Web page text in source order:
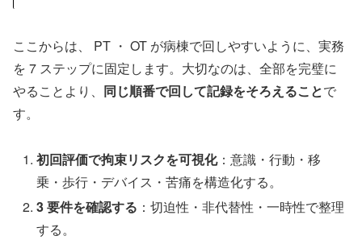
ここからは、 PT ・ OT が病棟で回しやすいように、実務
を 7 ステップに固定します。大切なのは、全部を完璧に
やることより、 同じ順番で回して記録をそろえることで
す。
初回評価で拘束リスクを可視化：意識・行動・移
乗・歩行・デバイス・苦痛を構造化する。
3 要件を確認する ：切迫性・非代替性・一時性で整理
する。